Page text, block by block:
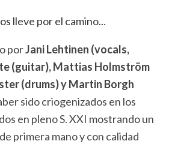
lleve por el camino...
porJani Lehtinen (vocals,
(guitar), Mattias Holmström
(drums) y Martin Borgh
sido criogenizados en los
en pleno S. XXI mostrando un
primera mano y con calidad